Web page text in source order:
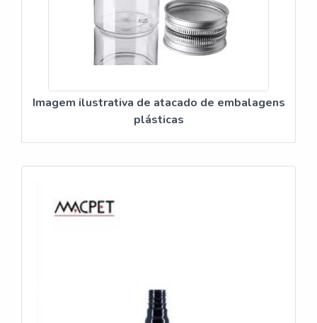
Imagem ilustrativa de atacado de embalagens
plásticas